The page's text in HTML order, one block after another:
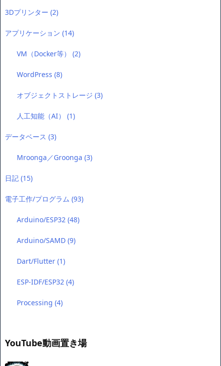
3Dプリンター (2)
アプリケーション (14)
VM（Docker等）(2)
WordPress(8)
オブジェクトストレージ(3)
人工知能（AI）(1)
データベース (3)
Mroonga／Groonga(3)
日記 (15)
電子工作/プログラム (93)
Arduino/ESP32(48)
Arduino/SAMD(9)
Dart/Flutter(1)
ESP-IDF/ESP32(4)
Processing(4)
YouTube動画置き場